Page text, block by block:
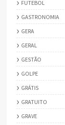
FUTEBOL
GASTRONOMIA
GERA
GERAL
GESTÃO
GOLPE
GRÁTIS
GRATUITO
GRAVE